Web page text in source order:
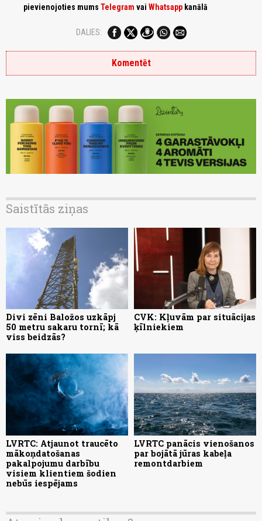
pievienojoties mums Telegram vai Whatsapp kanālā
DALIES:
Komentēt
Saistītās ziņas
Divi zēni Baložos uzkāpj
50 metru sakaru tornī; kā
viss beidzās?
CVK: Kļuvām par situācijas
ķīlniekiem
LVRTC: Atjaunot traucēto
mākoņdatošanas
pakalpojumu darbību
visiem klientiem šodien
nebūs iespējams
LVRTC panācis vienošanos
par bojātā jūras kabeļa
remontdarbiem